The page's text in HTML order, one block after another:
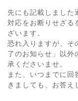
先にも記載しました
対応をお断りせざる
ざいます。
恐れ入りますが、そ
了のお知らせ」以外
承くださいませ。
また、いつまでに回
きましても、お答え